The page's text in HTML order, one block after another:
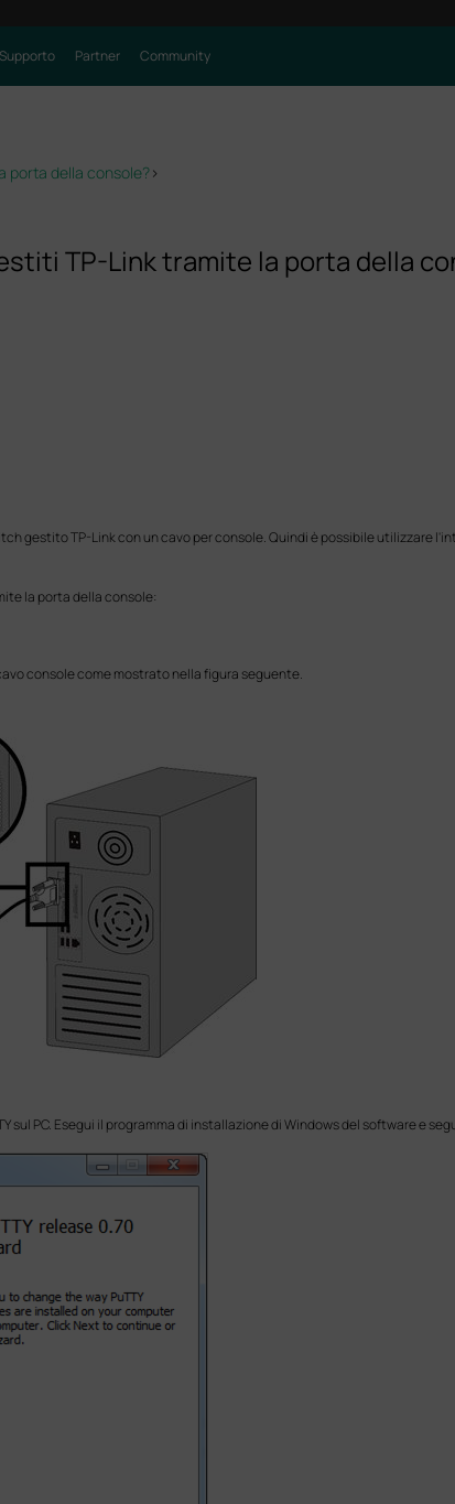
Supporto Partner Community
porta della console?>
TP-Link tramite la porta della
gestito TP-Link con un cavo per console. Quindi è possibile utilizzare
la porta della console:
console come mostrato nella figura seguente.
sul PC. Esegui il programma di installazione di Windows del software e